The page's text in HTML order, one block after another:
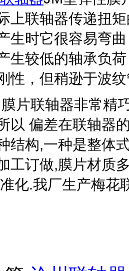
上联轴器传递扭
生时它很容易弯
生较低的轴承负
性，但稍逊于波
片联轴器非常精
以 偏差在联轴器
结构,一种是整体
工订做,膜片材质
化.我厂生产梅花